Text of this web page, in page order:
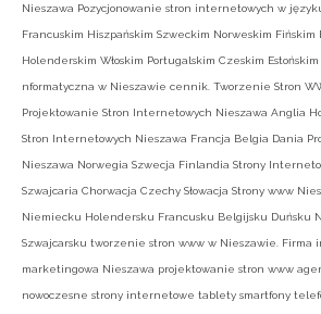
Nieszawa Pozycjonowanie stron internetowych w
Francuskim Hiszpańskim Szweckim Norweskim Fińskim
Holenderskim Włoskim Portugalskim Czeskim
nformatyczna w Nieszawie cennik. Tworzenie Stron
Projektowanie Stron Internetowych Nieszawa Anglia
Stron Internetowych Nieszawa Francja Belgia Dania
Nieszawa Norwegia Szwecja Finlandia Strony
Szwajcaria Chorwacja Czechy Słowacja Strony www
Niemiecku Holendersku Francusku Belgijsku Duńsku
Szwajcarsku tworzenie stron www w Nieszawie. Firma
marketingowa Nieszawa projektowanie stron www
nowoczesne strony internetowe tablety smartfony